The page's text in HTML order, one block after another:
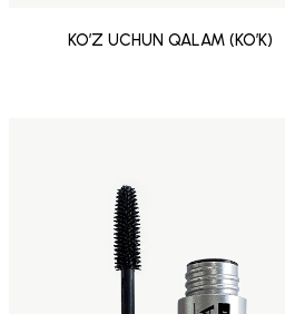
KO’Z UCHUN QALAM (KO’K)